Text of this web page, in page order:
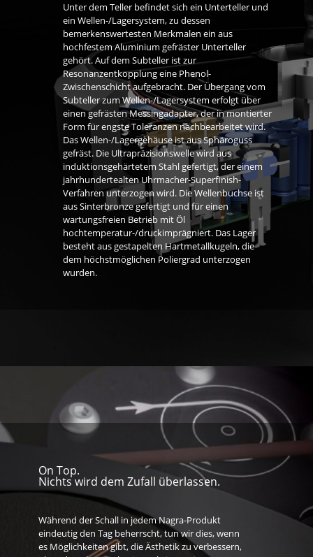
Unter dem Teller befindet sich ein Unterteller und
ein Wellen-/Lagersystem, zu dessen
bemerkenswertesten Merkmalen ein aus
hochfestem Aluminium gefräster Unterteller
gehört. Auf dem Subteller ist zur
Resonanzentkopplung eine Phenol-
Zwischenschicht aufgebracht. Der Übergang vom
Subteller zum Wellen-/Lagersystem erfolgt über
einen gefrästen Messingadapter, der in montierter
Form für engste Toleranzen nachbearbeitet wird.
Das Wellen-/Lagergehäuse ist aus Sphäroguss
gefräst. Die Ultrapräzisionswelle wird aus
induktionsgehärtetem Stahl gefertigt, der einem
jahrhundertealten Uhrmacher-Superfinish-
Verfahren unterzogen wird. Die Wellenbuchse ist
aus Sinterbronze gefertigt und für einen
wartungsfreien Betrieb mit Öl
hochtemperatur-/druckimprägniert. Das Lager
besteht aus gestapelten Hartmetallkugeln, die
dem höchstmöglichen Poliergrad unterzogen
wurden.
On Top.
Nichts wird dem Zufall überlassen.
Während der Schall in jedem Nagra-Produkt
eindeutig den Tag beherrscht, tun wir dies, wenn
es Möglichkeiten gibt, die Ästhetik zu verbessern,